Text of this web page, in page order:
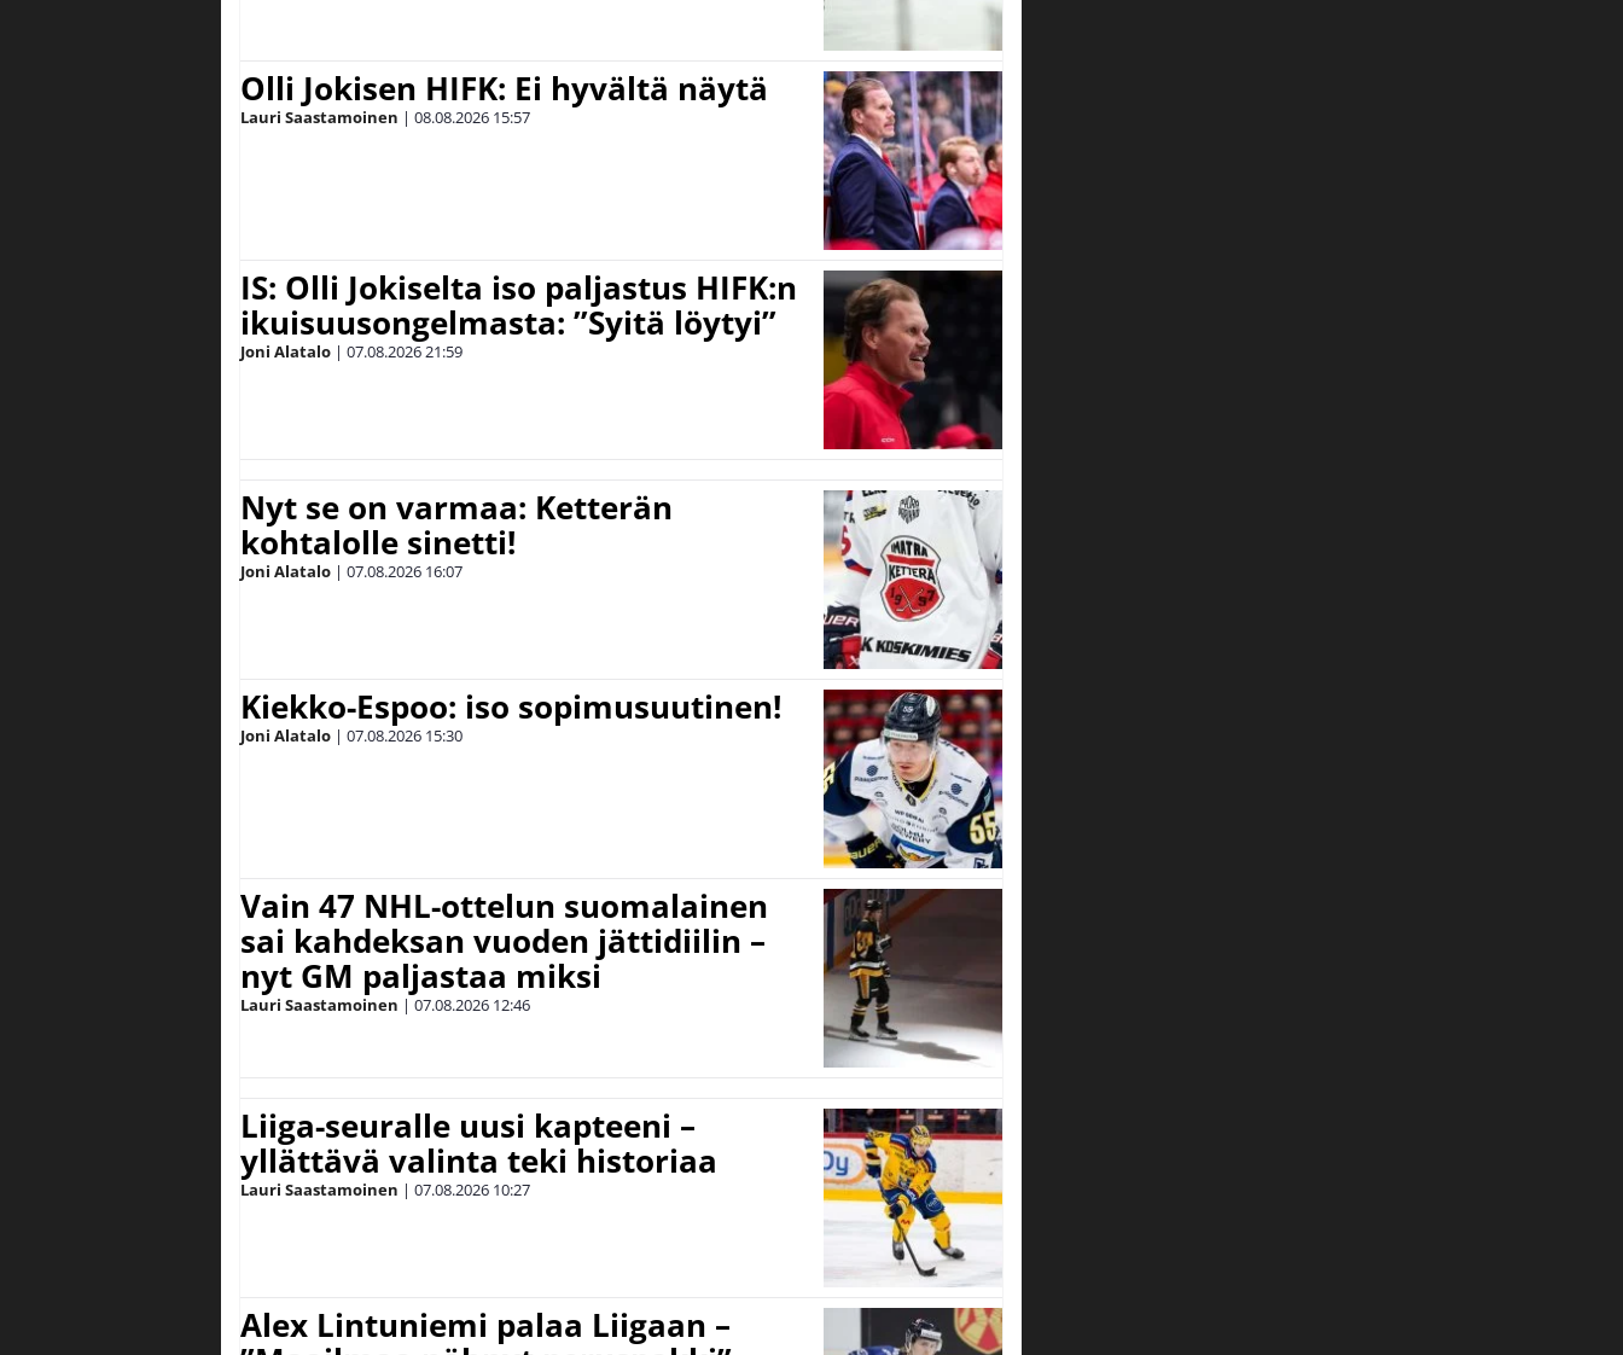
Olli Jokisen HIFK: Ei hyvältä näytä
Lauri Saastamoinen | 08.08.2026 15:57
IS: Olli Jokiselta iso paljastus HIFK:n
ikuisuusongelmasta: ”Syitä löytyi”
Joni Alatalo | 07.08.202621:59
Nyt se on varmaa: Ketterän
kohtalolle sinetti!
Joni Alatalo | 07.08.2026 16:07
Kiekko-Espoo: iso sopimusuutinen!
Joni Alatalo | 07.08.2026 15:30
Vain 47 NHL-ottelun suomalainen
sai kahdeksan vuoden jättidiilin –
nyt GM paljastaa miksi
Lauri Saastamoinen | 07.08.2026 12:46
Liiga-seuralle uusi kapteeni –
yllättävä valinta teki historiaa
Lauri Saastamoinen | 07.08.2026 10:27
Alex Lintuniemi palaa Liigaan –